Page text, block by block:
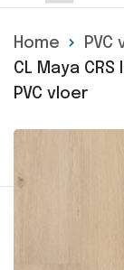
Home PVC
CL Maya
PVC vloer